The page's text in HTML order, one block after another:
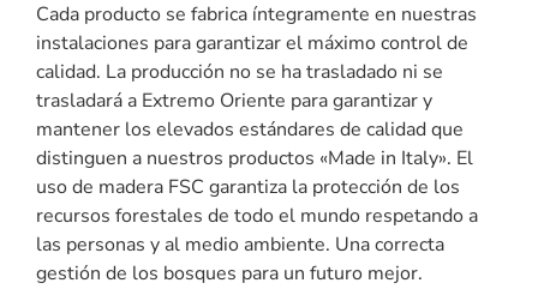
Cada producto se fabrica íntegramente en nuestras
instalaciones para garantizar el máximo control de
calidad. La producción no se ha trasladado ni se
trasladará a Extremo Oriente para garantizar y
mantener los elevados estándares de calidad que
distinguen a nuestros productos «Made in Italy». El
uso de madera FSC garantiza la protección de los
recursos forestales de todo el mundo respetando a
las personas y al medio ambiente. Una correcta
gestión de los bosques para un futuro mejor.